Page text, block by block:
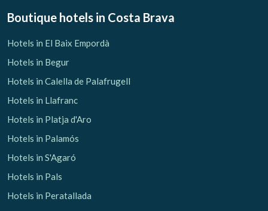
Boutique hotels in Costa Brava
Hotels in El Baix Empordà
Hotels in Begur
Hotels in Calella de Palafrugell
Hotels in Llafranc
Hotels in Platja d'Aro
Hotels in Palamós
Hotels in S'Agaró
Hotels in Pals
Hotels in Peratallada